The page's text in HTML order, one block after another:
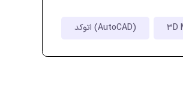
3D اتوکد (AutoCAD)